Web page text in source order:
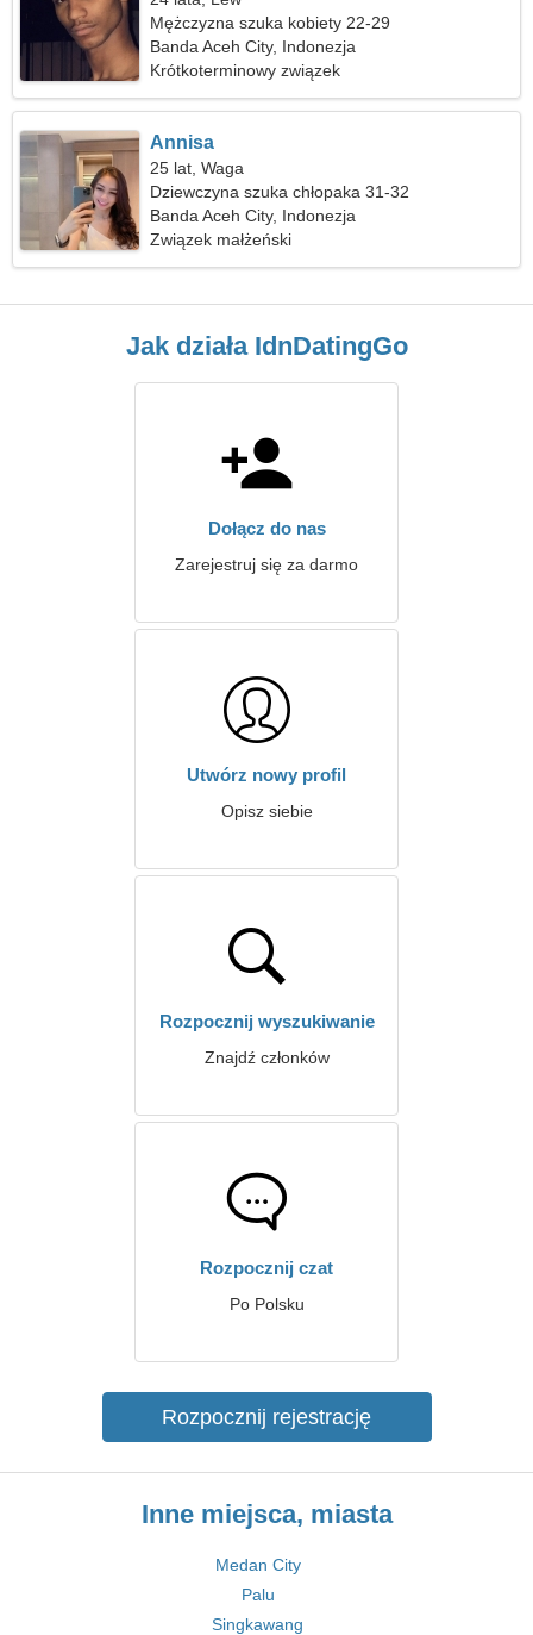
Mężczyzna szuka kobiety 22-29
Banda Aceh City, Indonezja
Krótkoterminowy związek
Annisa
25 lat, Waga
Dziewczyna szuka chłopaka 31-32
Banda Aceh City, Indonezja
Związek małżeński
Jak działa IdnDatingGo
Dołącz do nas
Zarejestruj się za darmo
Utwórz nowy profil
Opisz siebie
Rozpocznij wyszukiwanie
Znajdź członków
Rozpocznij czat
Po Polsku
Rozpocznij rejestrację
Inne miejsca, miasta
Medan City
Palu
Singkawang